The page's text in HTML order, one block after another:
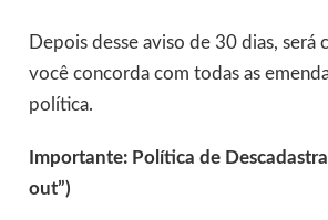
Depois desse aviso de 30 dias, será
você concorda com todas as
política.
Importante: Política de
out”)